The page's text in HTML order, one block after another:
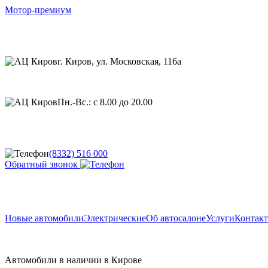
Мотор-премиум
г. Киров, ул. Московская, 116а
Пн.-Вс.: с 8.00 до 20.00
(8332) 516 000
Обратный звонок
Новые автомобилиЭлектрическиеОб автосалонеУслуги
Автомобили в наличии в Кирове